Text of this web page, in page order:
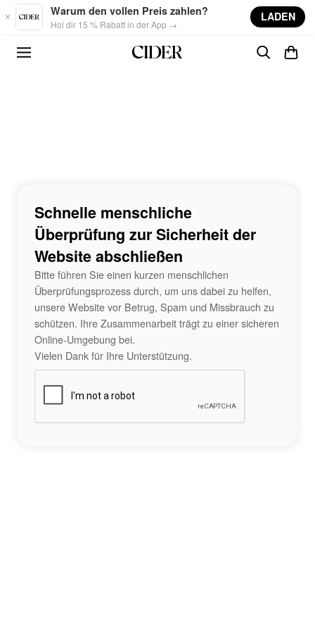
Skip to main content
Warum den vollen Preis zahlen?
Hol dir 15 % Rabatt in der App →
LADEN
Schnelle menschliche
Überprüfung zur Sicherheit der
Website abschließen
Bitte führen Sie einen kurzen menschlichen
Überprüfungsprozess durch, um uns dabei zu helfen,
unsere Website vor Betrug, Spam und Missbrauch zu
schützen. Ihre Zusammenarbeit trägt zu einer sicheren
Online-Umgebung bei.
Vielen Dank für Ihre Unterstützung.